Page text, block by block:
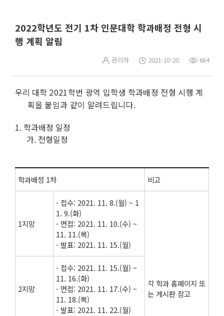
2022학년도 전기 1차 인문대학 학과배정 전형 시
행 계획 알림
관리자 2021-10-20 664
우리 대학 2021학번 광역 입학생 학과배정 전형 시행 계
획을 붙임과 같이 알려드립니다.
1. 학과배정 일정
가. 전형일정
학과배정 1차 비고
1지망
- 접수: 2021. 11. 8.(월) ~ 1
1. 9.(화)
- 면접: 2021. 11. 10.(수) ~
11. 11.(목)
- 발표: 2021. 11. 15.(월)
각 학과 홈페이지 또
는 게시판 참고
2지망
- 접수: 2021. 11. 15.(월) ~
11. 16.(화)
- 면접: 2021. 11. 17.(수) ~
11. 18.(목)
- 발표: 2021. 11. 22.(월)